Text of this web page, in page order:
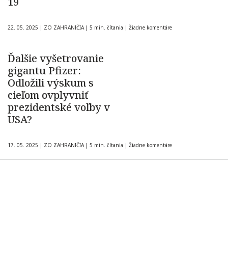
22. 05. 2025 | ZO ZAHRANIČIA | 5 min. čítania | Žiadne komentáre
Ďalšie vyšetrovanie
gigantu Pfizer:
Odložili výskum s
cieľom ovplyvniť
prezidentské voľby v
USA?
17. 05. 2025 | ZO ZAHRANIČIA | 5 min. čítania | Žiadne komentáre